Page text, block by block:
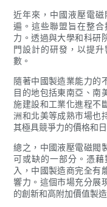
近年來，中國液壓電
遍。這些聯盟旨在整
力。透過與大學和科研
門設計的研發，以提
數。
隨著中國製造業能力的
目的地包括東南亞、南
施建設和工業化進程不
洲和北美等成熟市場也
其極具競爭力的價格和
總之，中國液壓電磁閥
可或缺的一部分。憑
入，中國製造商完全有
響力。這個市場充分展
的創新和高附加價值製造